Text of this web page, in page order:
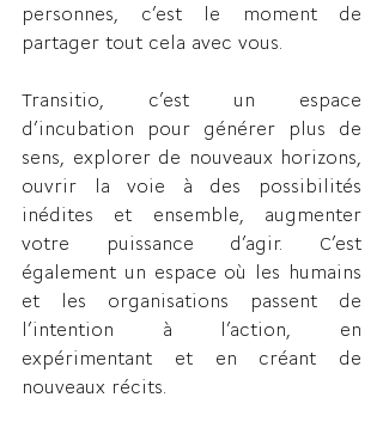
personnes, c’est le moment de
partager tout cela avec vous.
Transitio, c’est un espace
d’incubation pour générer plus de
sens, explorer de nouveaux horizons,
ouvrir la voie à des possibilités
inédites et ensemble, augmenter
votre puissance d’agir. C’est
également un espace où les humains
et les organisations passent de
l’intention à l’action, en
expérimentant et en créant de
nouveaux récits.